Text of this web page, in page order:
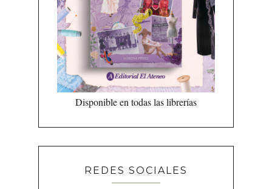
Disponible en todas las librerías
REDES SOCIALES